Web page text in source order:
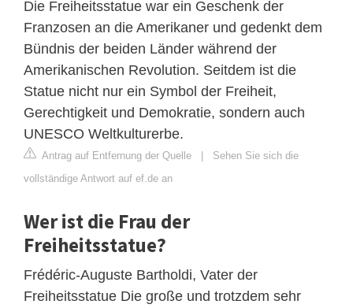
Die Freiheitsstatue war ein Geschenk der
Franzosen an die Amerikaner und gedenkt dem
Bündnis der beiden Länder während der
Amerikanischen Revolution. Seitdem ist die
Statue nicht nur ein Symbol der Freiheit,
Gerechtigkeit und Demokratie, sondern auch
UNESCO Weltkulturerbe.
Antrag auf Entfernung der Quelle | Sehen Sie sich die
vollständige Antwort auf ef.de an
Wer ist die Frau der
Freiheitsstatue?
Frédéric-Auguste Bartholdi, Vater der
Freiheitsstatue Die große und trotzdem sehr